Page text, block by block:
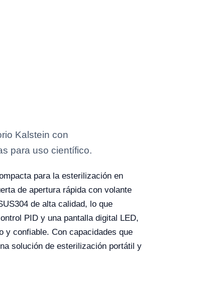
Kalstein con
para uso científico.
para la esterilización en
de apertura rápida con volante
de alta calidad, lo que
PID y una pantalla digital LED,
y confiable. Con capacidades que
solución de esterilización portátil y